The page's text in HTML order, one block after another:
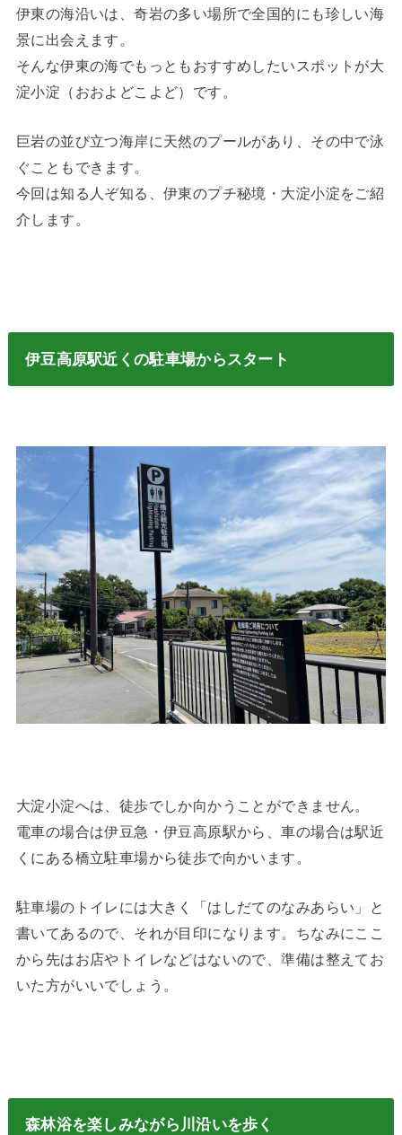
伊東の海沿いは、奇岩の多い場所で全国的にも珍しい海
景に出会えます。
そんな伊東の海でもっともおすすめしたいスポットが大
淀小淀（おおよどこよど）です。
巨岩の並び立つ海岸に天然のプールがあり、その中で泳
ぐこともできます。
今回は知る人ぞ知る、伊東のプチ秘境・大淀小淀をご紹
介します。
伊豆高原駅近くの駐車場からスタート
大淀小淀へは、徒歩でしか向かうことができません。
電車の場合は伊豆急・伊豆高原駅から、車の場合は駅近
くにある橋立駐車場から徒歩で向かいます。
駐車場のトイレには大きく「はしだてのなみあらい」と
書いてあるので、それが目印になります。ちなみにここ
から先はお店やトイレなどはないので、準備は整えてお
いた方がいいでしょう。
森林浴を楽しみながら川沿いを歩く